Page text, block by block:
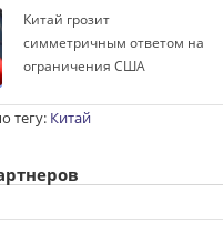
Китай грозит
симметричным ответом на
ограничения США
тегу: Китай